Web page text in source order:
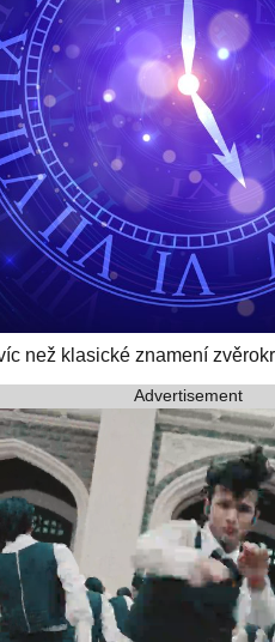
než klasické znamení
Advertisement